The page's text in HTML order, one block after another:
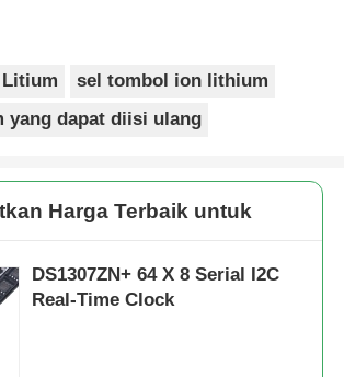
Litium
sel tombol ion lithium
yang dapat diisi ulang
Harga Terbaik untuk
DS1307ZN+ 64 X 8 Serial I2C
Real-Time Clock